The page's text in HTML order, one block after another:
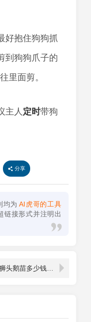
好抱住狗狗抓
到狗狗爪子的
里面剪。
主人 定时带狗
分享
均为 AI虎哥的工具
链接形式并注明出
狮头鹅苗多少钱一只（母狮头鹅32块钱一个正常吗）